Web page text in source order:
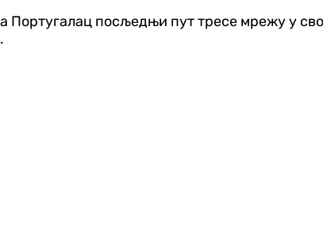
Португалац посљедњи пут тресе мрежу у
.